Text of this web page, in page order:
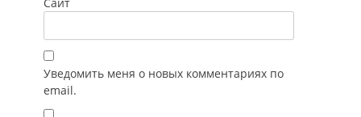
Уведомить меня о новых комментариях по
email.